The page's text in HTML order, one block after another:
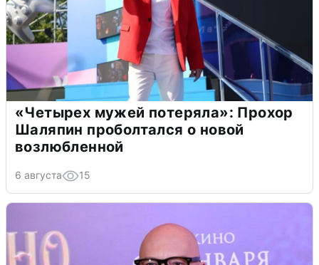
«Четырех мужей потеряла»: Прохор
Шаляпин проболтался о новой
возлюбленной
6 августа 15